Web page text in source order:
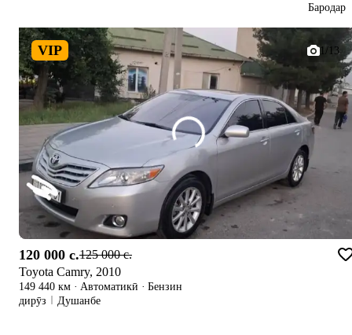
Бародар
VIP 1/13
120 000 c.125 000 c.
Toyota Camry, 2010
149 440 км · Автоматикӣ · Бензин
дирӯз
Душанбе